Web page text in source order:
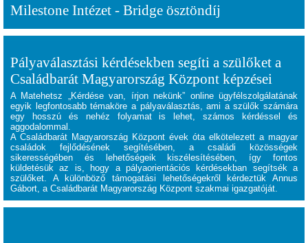
Milestone Intézet - Bridge ösztöndíj
Pályaválasztási kérdésekben segíti a szülőket a
Családbarát Magyarország Központ képzései
A Matehetsz „Kérdése van, írjon nekünk” online ügyfélszolgálatának
egyik legfontosabb témaköre a pályaválasztás, ami a szülők számára
egy hosszú és nehéz folyamat is lehet, számos kérdéssel és
aggodalommal.
A Családbarát Magyarország Központ évek óta elkötelezett a magyar
családok fejlődésének segítésében, a családi közösségek
sikerességében és lehetőségeik kiszélesítésében, így fontos
küldetésük az is, hogy a pályaorientációs kérdésekban segítsék a
szülőket. A különböző támogatási lehetőségekről kérdeztük Annus
Gábort, a Családbarát Magyarország Központ szakmai igazgatóját.